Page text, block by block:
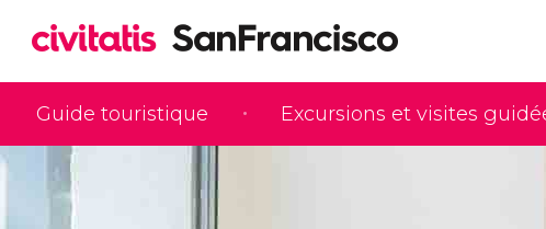
Guide touristique Excursions et visites